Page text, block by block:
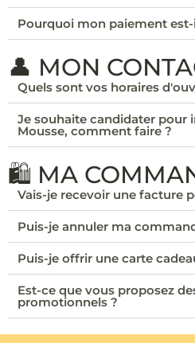
Pourquoi mon paiement est-
👤 MON
Quels sont vos horaires
Je souhaite candidater pour
Mousse, comment faire ?
🛍️ MA
Vais-je recevoir une facture
Puis-je annuler ma
Puis-je offrir une carte
Est-ce que vous proposez
promotionnels ?